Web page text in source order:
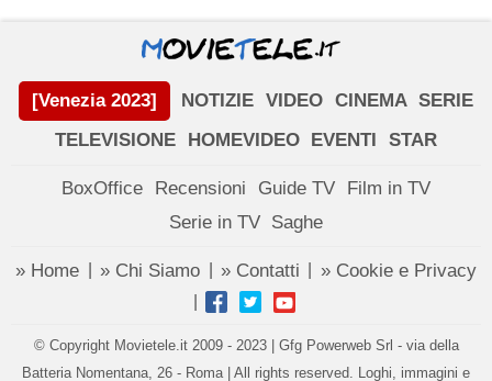
[Venezia 2023] NOTIZIE VIDEO CINEMA SERIE
TELEVISIONE
HOMEVIDEO EVENTI STAR
BoxOffice Recensioni Guide TV
Film in TV
Serie in TV Saghe
» Home » Chi Siamo » Contatti » Cookie e Privacy
© Copyright Movietele.it 2009 - 2023 | Gfg Powerweb Srl - via della
Batteria Nomentana, 26 - Roma | All rights reserved. Loghi, immagini e